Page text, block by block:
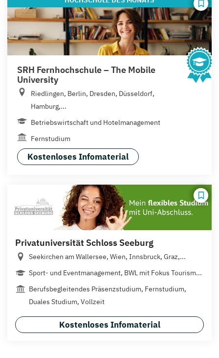
SRH Fernhochschule – The Mobile
University
Riedlingen, Berlin, Dresden, Düsseldorf,
Hamburg,...
Betriebswirtschaft und Hotelmanagement
Fernstudium
Kostenloses Infomaterial
Privatuniversität Schloss Seeburg
Seekirchen am Wallersee, Wien, Innsbruck, Graz,...
Sport- und Eventmanagement, BWL mit Fokus Tourism...
Berufsbegleitendes Präsenzstudium, Fernstudium,
Duales Studium, Vollzeit
Kostenloses Infomaterial